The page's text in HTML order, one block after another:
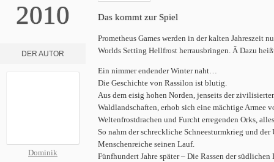
2010
DER AUTOR
Dominik
Das kommt zur Spiel
Prometheus Games werden in der kalten Jahreszeit
Worlds Setting Hellfrost herrausbringen. Â Dazu
Ein nimmer endender Winter naht…
Die Geschichte von Rassilon ist blutig.
Aus dem eisig hohen Norden, jenseits der
Waldlandschaften, erhob sich eine mächtige Armee
Weltenfrostdrachen und Furcht erregenden Orks,
So nahm der schreckliche Schneesturmkrieg und
Menschenreiche seinen Lauf.
Fünfhundert Jahre später – Die Rassen der